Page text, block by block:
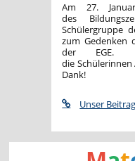
Am 27.
des
Schülergruppe
zum Gedenken
der EGE.
die Schülerinnen
Dank!
Unser